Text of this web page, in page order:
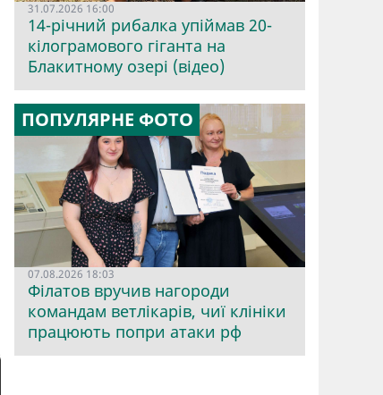
31.07.2026 16:00
14-річний рибалка упіймав 20-
кілограмового гіганта на
Блакитному озері (відео)
ПОПУЛЯРНЕ ФОТО
07.08.2026 18:03
Філатов вручив нагороди
командам ветлікарів, чиї клініки
працюють попри атаки рф